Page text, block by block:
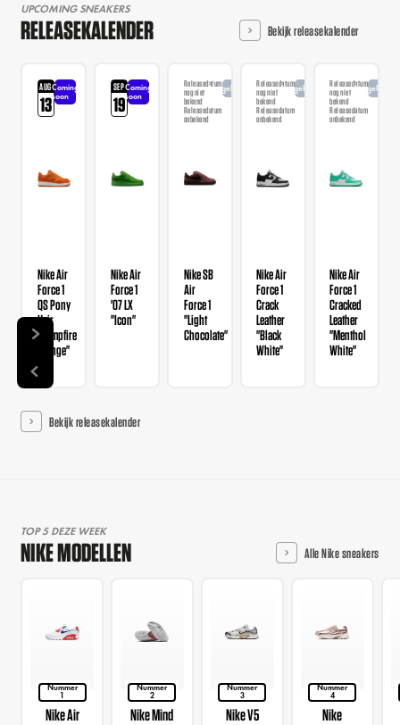
UPCOMING SNEAKERS
RELEASEKALENDER Bekijk releasekalender
AUG
13
Coming
soon
Nike Air
Force 1
QS Pony
Hair
"Campfire
Orange"
SEP
19
Coming
soon
Nike Air
Force 1
'07 LX
"Icon"
Releasedatum
nog niet
bekend
Releasedatum
onbekend
Aangekondigd
Nike SB
Air
Force 1
"Light
Chocolate"
Releasedatum
nog niet
bekend
Releasedatum
onbekend
Aangekondigd
Nike Air
Force 1
Crack
Leather
"Black
White"
Releasedatum
nog niet
bekend
Releasedatum
onbekend
Nike Air
Force 1
Cracked
Leather
"Menthol
White"
Bekijk releasekalender
TOP 5 DEZE WEEK
NIKE MODELLEN Alle Nike sneakers
Nummer
1
Nike Air
Nummer
2
Nike Mind
Nummer
3
Nike V5
Nummer
4
Nike